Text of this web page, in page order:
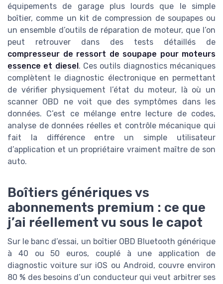
équipements de garage plus lourds que le simple
boîtier, comme un kit de compression de soupapes ou
un ensemble d’outils de réparation de moteur, que l’on
peut retrouver dans des tests détaillés de
compresseur de ressort de soupape pour moteurs
essence et diesel. Ces outils diagnostics mécaniques
complètent le diagnostic électronique en permettant
de vérifier physiquement l’état du moteur, là où un
scanner OBD ne voit que des symptômes dans les
données. C’est ce mélange entre lecture de codes,
analyse de données réelles et contrôle mécanique qui
fait la différence entre un simple utilisateur
d’application et un propriétaire vraiment maître de son
auto.
Boîtiers génériques vs
abonnements premium : ce que
j’ai réellement vu sous le capot
Sur le banc d’essai, un boîtier OBD Bluetooth générique
à 40 ou 50 euros, couplé à une application de
diagnostic voiture sur iOS ou Android, couvre environ
80 % des besoins d’un conducteur qui veut arbitrer ses